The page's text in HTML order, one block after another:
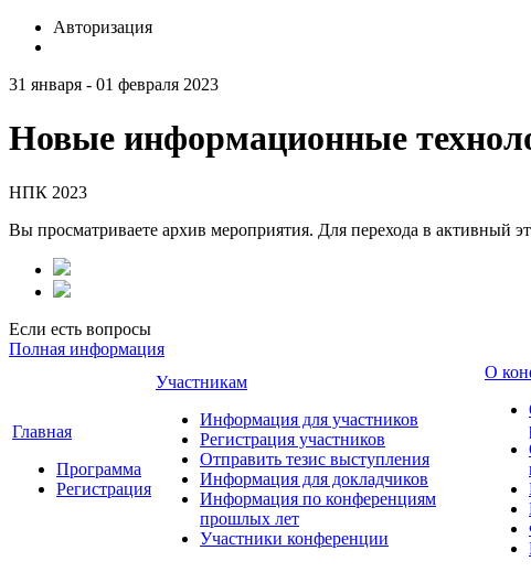
Авторизация
31 января - 01 февраля 2023
Новые информационные
НПК 2023
Вы просматриваете архив мероприятия. Для перехода в активный
Если есть вопросы
Полная информация
Главная
Программа
Регистрация
Участникам
Информация для участников
Регистрация участников
Отправить тезис выступления
Информация для докладчиков
Информация по конференциям
прошлых лет
Участники конференции
О